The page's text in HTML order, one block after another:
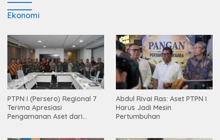
Ekonomi
PTPN I (Persero) Regional 7
Terima Apresiasi
Pengamanan Aset dari
Abdul Rivai Ras: Aset PTPN I
Harus Jadi Mesin
Pertumbuhan